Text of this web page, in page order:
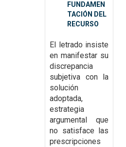
FUNDAMEN
TACIÓN DEL
RECURSO
El letrado insiste
en manifestar su
discrepancia
subjetiva con la
solución
adoptada,
estrategia
argumental que
no satisface las
prescripciones